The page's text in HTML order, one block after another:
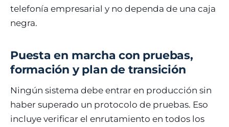
telefonía empresarial y no dependa de una caja
negra.
Puesta en marcha con pruebas,
formación y plan de transición
Ningún sistema debe entrar en producción sin
haber superado un protocolo de pruebas. Eso
incluye verificar el enrutamiento en todos los